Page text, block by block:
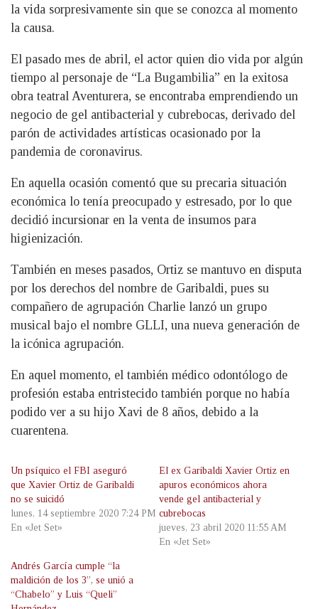
la vida sorpresivamente sin que se conozca al momento
la causa.
El pasado mes de abril, el actor quien dio vida por algún
tiempo al personaje de “La Bugambilia” en la exitosa
obra teatral Aventurera, se encontraba emprendiendo un
negocio de gel antibacterial y cubrebocas, derivado del
parón de actividades artísticas ocasionado por la
pandemia de coronavirus.
En aquella ocasión comentó que su precaria situación
económica lo tenía preocupado y estresado, por lo que
decidió incursionar en la venta de insumos para
higienización.
También en meses pasados, Ortiz se mantuvo en disputa
por los derechos del nombre de Garibaldi, pues su
compañero de agrupación Charlie lanzó un grupo
musical bajo el nombre GLLI, una nueva generación de
la icónica agrupación.
En aquel momento, el también médico odontólogo de
profesión estaba entristecido también porque no había
podido ver a su hijo Xavi de 8 años, debido a la
cuarentena.
Un psíquico el FBI aseguró
que Xavier Ortiz de Garibaldi
no se suicidó
lunes, 14 septiembre 2020 7:24 PM
En «Jet Set»
El ex Garibaldi Xavier Ortiz en
apuros económicos ahora
vende gel antibacterial y
cubrebocas
jueves, 23 abril 2020 11:55 AM
En «Jet Set»
Andrés García cumple “la
maldición de los 3”, se unió a
“Chabelo” y Luis “Queli”